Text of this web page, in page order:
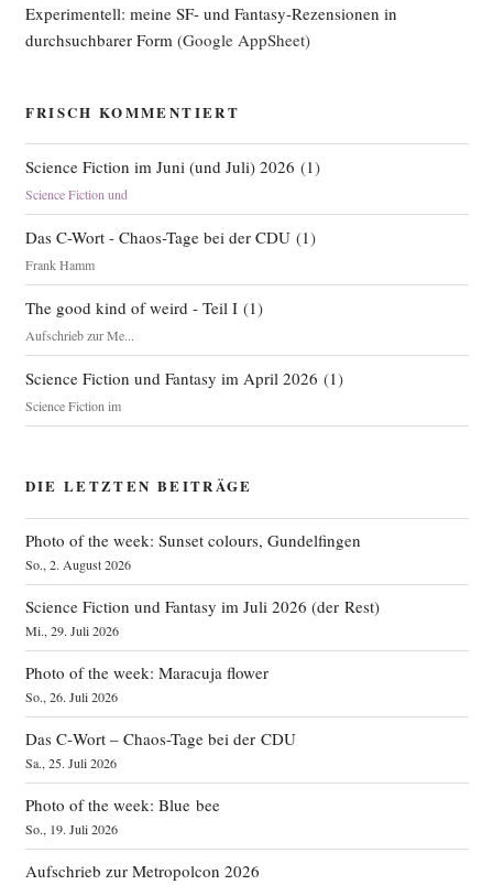
Experimentell: meine SF- und Fantasy-Rezensionen in
durchsuchbarer Form (Google AppSheet)
FRISCH KOMMENTIERT
Science Fiction im Juni (und Juli) 2026 (1)
Science Fiction und
Das C-Wort - Chaos-Tage bei der CDU(1)
Frank Hamm
The good kind of weird - Teil I(1)
Aufschrieb zur Me...
Science Fiction und Fantasy im April 2026 (1)
Science Fiction im
DIE LETZTEN BEITRÄGE
Photo of the week: Sunset colours, Gundelfingen
So., 2. August 2026
Science Fiction und Fantasy im Juli 2026 (der Rest)
Mi., 29. Juli 2026
Photo of the week: Maracuja flower
So., 26. Juli 2026
Das C‑Wort – Chaos-Tage bei der CDU
Sa., 25. Juli 2026
Photo of the week: Blue bee
So., 19. Juli 2026
Aufschrieb zur Metropolcon 2026